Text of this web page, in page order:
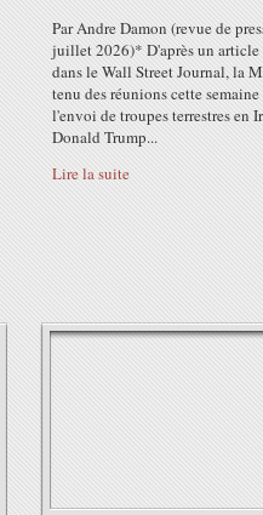
Par Andre Damon (revue de
juillet 2026)* D'après un article
dans le Wall Street Journal, la
tenu des réunions cette
l'envoi de troupes terrestres en
Donald Trump...
Lire la suite